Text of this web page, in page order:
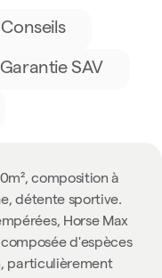
Conseils
Garantie SAV
composition à
détente sportive.
Horse Max
d'espèces
particulièrement